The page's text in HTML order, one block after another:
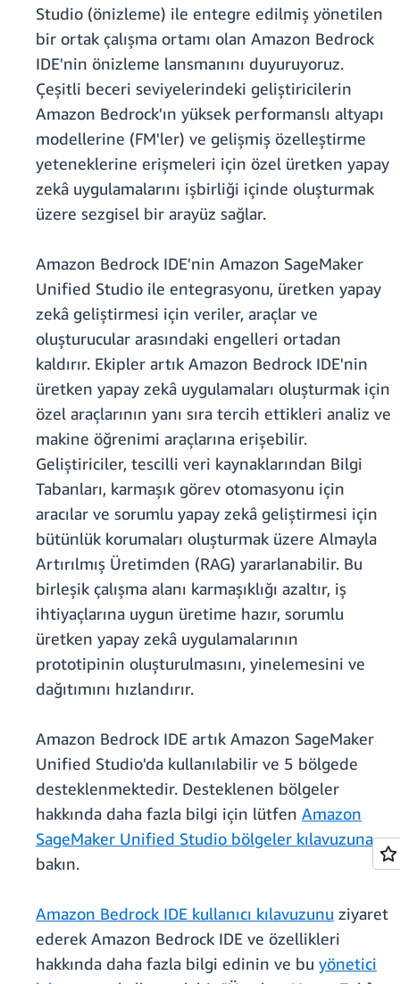
Studio (önizleme) ile entegre edilmiş yönetilen
bir ortak çalışma ortamı olan Amazon Bedrock
IDE'nin önizleme lansmanını duyuruyoruz.
Çeşitli beceri seviyelerindeki geliştiricilerin
Amazon Bedrock'ın yüksek performanslı altyapı
modellerine (FM'ler) ve gelişmiş özelleştirme
yeteneklerine erişmeleri için özel üretken yapay
zekâ uygulamalarını işbirliği içinde oluşturmak
üzere sezgisel bir arayüz sağlar.
Amazon Bedrock IDE'nin Amazon SageMaker
Unified Studio ile entegrasyonu, üretken yapay
zekâ geliştirmesi için veriler, araçlar ve
oluşturucular arasındaki engelleri ortadan
kaldırır. Ekipler artık Amazon Bedrock IDE'nin
üretken yapay zekâ uygulamaları oluşturmak için
özel araçlarının yanı sıra tercih ettikleri analiz ve
makine öğrenimi araçlarına erişebilir.
Geliştiriciler, tescilli veri kaynaklarından Bilgi
Tabanları, karmaşık görev otomasyonu için
aracılar ve sorumlu yapay zekâ geliştirmesi için
bütünlük korumaları oluşturmak üzere Almayla
Artırılmış Üretimden (RAG) yararlanabilir. Bu
birleşik çalışma alanı karmaşıklığı azaltır, iş
ihtiyaçlarına uygun üretime hazır, sorumlu
üretken yapay zekâ uygulamalarının
prototipinin oluşturulmasını, yinelemesini ve
dağıtımını hızlandırır.
Amazon Bedrock IDE artık Amazon SageMaker
Unified Studio'da kullanılabilir ve 5 bölgede
desteklenmektedir. Desteklenen bölgeler
hakkında daha fazla bilgi için lütfen Amazon
SageMaker Unified Studio bölgeler kılavuzuna
bakın.
Amazon Bedrock IDE kullanıcı kılavuzunu ziyaret
ederek Amazon Bedrock IDE ve özellikleri
hakkında daha fazla bilgi edinin ve bu yönetici